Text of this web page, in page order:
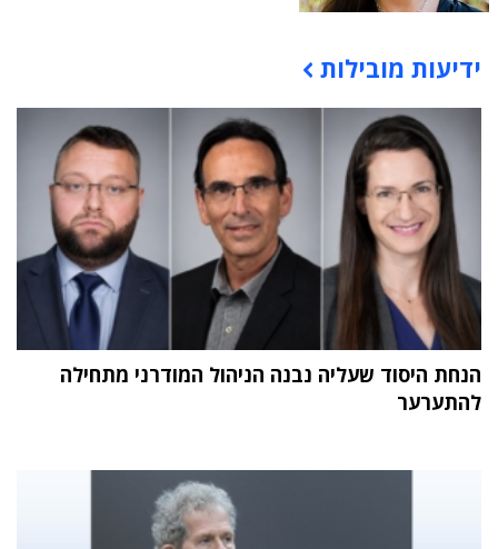
תוכן פרסומי
ידיעות מובילות
הנחת היסוד שעליה נבנה הניהול המודרני מתחילה
להתערער